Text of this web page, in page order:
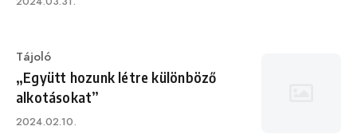
Category
Tájoló
„Együtt hozunk létre különböző
alkotásokat”
Published
2024.02.10.